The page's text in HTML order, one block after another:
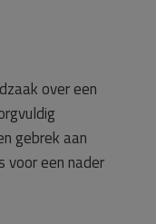
over een
gebrek aan
voor een nader